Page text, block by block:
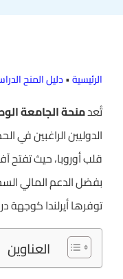
الرئيسية•دليل المنح
تُعدمنحة الجامعة
الدوليين الراغبين
قلب أوروبا، حيث تفتح
بفضل الدعم المالي
توفرها أيرلندا كوجهة
العناوين